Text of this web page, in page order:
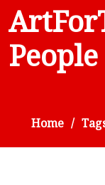
People
Home